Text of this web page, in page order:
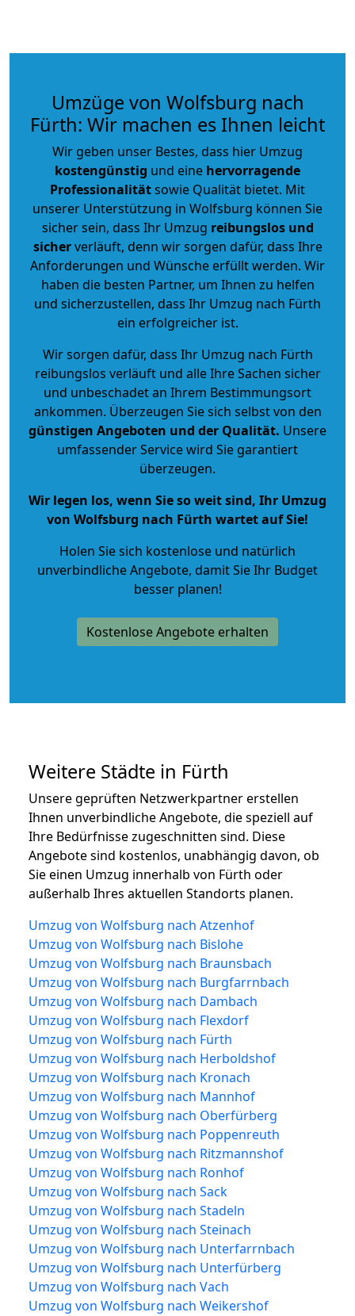
Umzüge von Wolfsburg nach
Fürth: Wir machen es Ihnen leicht
Wir geben unser Bestes, dass hier Umzug
kostengünstig und eine hervorragende
Professionalitätsowie Qualität bietet. Mit
unserer Unterstützung in Wolfsburg können Sie
sicher sein, dass Ihr Umzug reibungslos und
sicherverläuft, denn wir sorgen dafür, dass Ihre
Anforderungen und Wünsche erfüllt werden. Wir
haben die besten Partner, um Ihnen zu helfen
und sicherzustellen, dass Ihr Umzug nach Fürth
ein erfolgreicher ist.
Wir sorgen dafür, dass Ihr Umzug nach Fürth
reibungslos verläuft und alle Ihre Sachen sicher
und unbeschadet an Ihrem Bestimmungsort
ankommen. Überzeugen Sie sich selbst von den
günstigen Angeboten und der Qualität. Unsere
umfassender Service wird Sie garantiert
überzeugen.
Wir legen los, wenn Sie so weit sind, Ihr Umzug
von Wolfsburg nach Fürth wartet auf Sie!
Holen Sie sich kostenlose und natürlich
unverbindliche Angebote, damit Sie Ihr Budget
besser planen!
Kostenlose Angebote erhalten
Weitere Städte in Fürth
Unsere geprüften Netzwerkpartner erstellen
Ihnen unverbindliche Angebote, die speziell auf
Ihre Bedürfnisse zugeschnitten sind. Diese
Angebote sind kostenlos, unabhängig davon, ob
Sie einen Umzug innerhalb von Fürth oder
außerhalb Ihres aktuellen Standorts planen.
Umzug von Wolfsburg nach Atzenhof
Umzug von Wolfsburg nach Bislohe
Umzug von Wolfsburg nach Braunsbach
Umzug von Wolfsburg nach Burgfarrnbach
Umzug von Wolfsburg nach Dambach
Umzug von Wolfsburg nach Flexdorf
Umzug von Wolfsburg nach Fürth
Umzug von Wolfsburg nach Herboldshof
Umzug von Wolfsburg nach Kronach
Umzug von Wolfsburg nach Mannhof
Umzug von Wolfsburg nach Oberfürberg
Umzug von Wolfsburg nach Poppenreuth
Umzug von Wolfsburg nach Ritzmannshof
Umzug von Wolfsburg nach Ronhof
Umzug von Wolfsburg nach Sack
Umzug von Wolfsburg nach Stadeln
Umzug von Wolfsburg nach Steinach
Umzug von Wolfsburg nach Unterfarrnbach
Umzug von Wolfsburg nach Unterfürberg
Umzug von Wolfsburg nach Vach
Umzug von Wolfsburg nach Weikershof